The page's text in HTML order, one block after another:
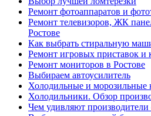
Ремонт фотоаппаратов и
Ремонт телевизоров, ЖК
Ростове
Как выбрать стиральную
Ремонт игровых приставок и
Ремонт мониторов в Ростове
Выбираем автоусилитель
Холодильные и морозильные
Холодильники. Обзор
Чем удивляют